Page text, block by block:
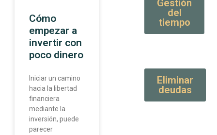
Cómo
empezar a
invertir con
poco dinero
Iniciar un camino
hacia la libertad
financiera
mediante la
inversión, puede
parecer
Gestión
del
tiempo
Eliminar
deudas